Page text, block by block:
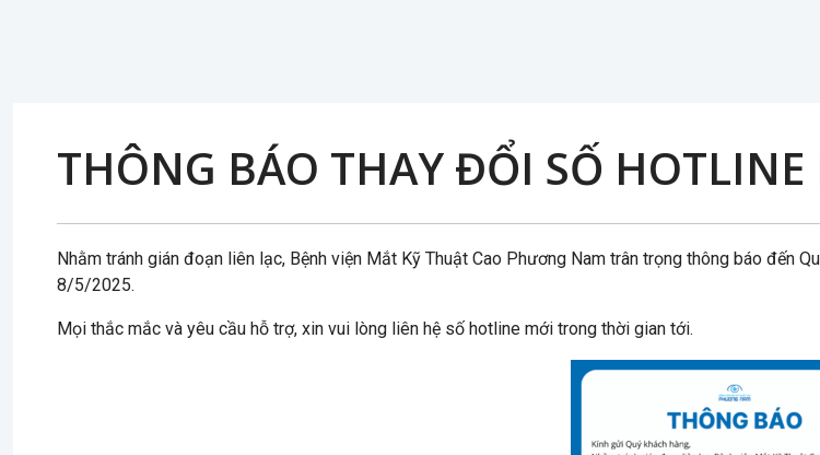
THÔNG BÁO THAY ĐỔI SỐ HOTLINE
Nhằm tránh gián đoạn liên lạc, Bệnh viện Mắt Kỹ Thuật Cao Phương Nam trân trọng thông báo đến
8/5/2025.
Mọi thắc mắc và yêu cầu hỗ trợ, xin vui lòng liên hệ số hotline mới trong thời gian tới.